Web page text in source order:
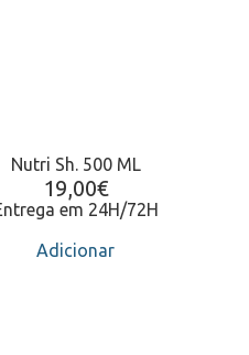
Nutri Sh. 500 ML
19,00€
em 24H/72H
Adicionar